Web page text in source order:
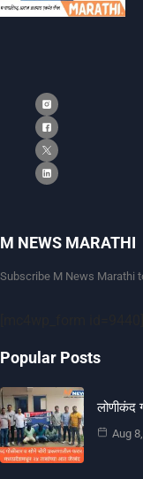
M NEWS MARATHI
Subscribe M News Marathi
Popular Posts
लोणीकंद
Aug